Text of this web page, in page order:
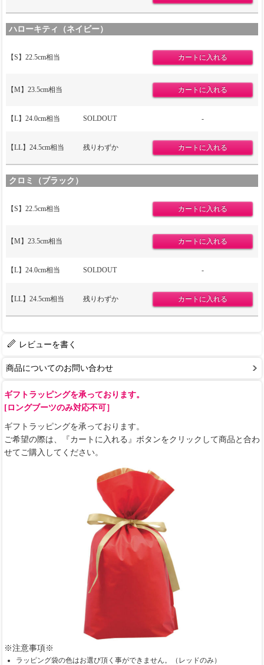
ハローキティ（ネイビー）
【S】22.5cm相当
【M】23.5cm相当
【L】24.0cm相当 SOLDOUT -
【LL】24.5cm相当 残りわずか
クロミ（ブラック）
【S】22.5cm相当
【M】23.5cm相当
【L】24.0cm相当 SOLDOUT -
【LL】24.5cm相当 残りわずか
レビューを書く
商品についてのお問い合わせ
ギフトラッピングを承っております。
[ロングブーツのみ対応不可］
ギフトラッピングを承っております。
ご希望の際は、『カートに入れる』ボタンをクリックして商品と合わ
せてご購入してください。
※注意事項※
ラッピング袋の色はお選び頂く事ができません。（レッドのみ）